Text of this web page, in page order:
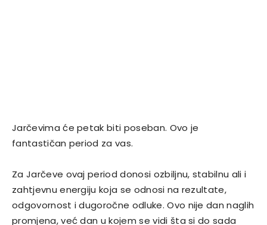
Jarčevima će petak biti poseban. Ovo je
fantastičan period za vas.
Za Jarčeve ovaj period donosi ozbiljnu, stabilnu ali i
zahtjevnu energiju koja se odnosi na rezultate,
odgovornost i dugoročne odluke. Ovo nije dan naglih
promjena, već dan u kojem se vidi šta si do sada